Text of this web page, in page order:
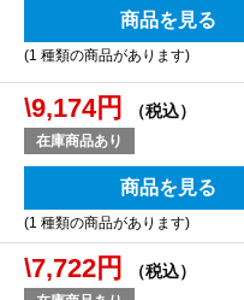
商品を見る
(1 種類の商品があります)
\9,174円 （税込）
在庫商品あり
商品を見る
(1 種類の商品があります)
\7,722円 （税込）